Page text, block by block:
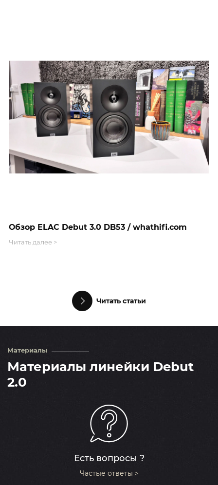
Обзор ELAC Debut 3.0 DB53 / whathifi.com
Читать далее >
Читать статьи
Материалы
Материалы линейки Debut
2.0
Есть вопросы ?
Частые ответы >